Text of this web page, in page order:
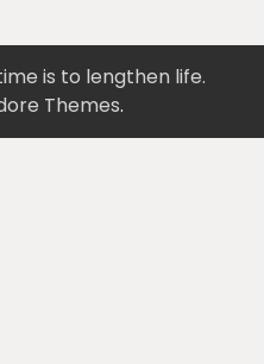
is to lengthen life.
Themes.